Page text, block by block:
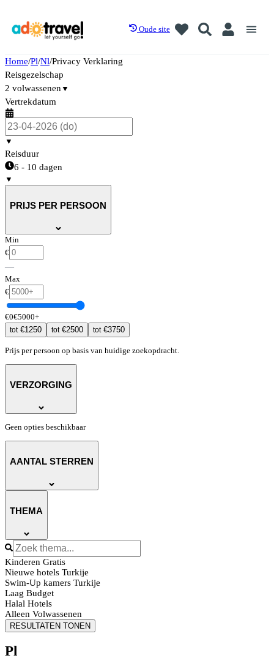
Oude site
Home/Pl/Nl/Privacy Verklaring
Reisgezelschap
2 volwassenen ▼
Vertrekdatum
▼
Reisduur
6 - 10 dagen
▼
PRIJS PER PERSOON
Min
€
—
Max
€
€0€5000+
tot€1250 tot€2500 tot€3750
Prijs per persoon op basis van huidige zoekopdracht.
VERZORGING
Geen opties beschikbaar
AANTAL STERREN
THEMA
Kinderen Gratis
Nieuwe hotels Turkije
Swim-Up kamers Turkije
Laag Budget
Halal Hotels
Alleen Volwassenen
RESULTATEN TONEN
Pl